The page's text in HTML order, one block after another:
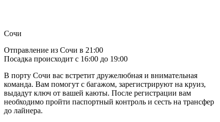
Сочи
Отправление из Сочи в 21:00
Посадка происходит с 16:00 до 19:00
В порту Сочи вас встретит дружелюбная и внимательная
команда. Вам помогут с багажом, зарегистрируют на круиз,
выдадут ключ от вашей каюты. После регистрации вам
необходимо пройти паспортный контроль и сесть на трансфер
до лайнера.